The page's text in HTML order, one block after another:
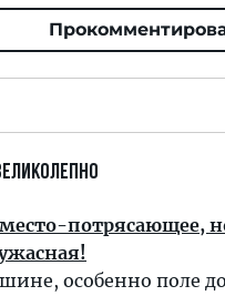
потрясающее,
особенно поле